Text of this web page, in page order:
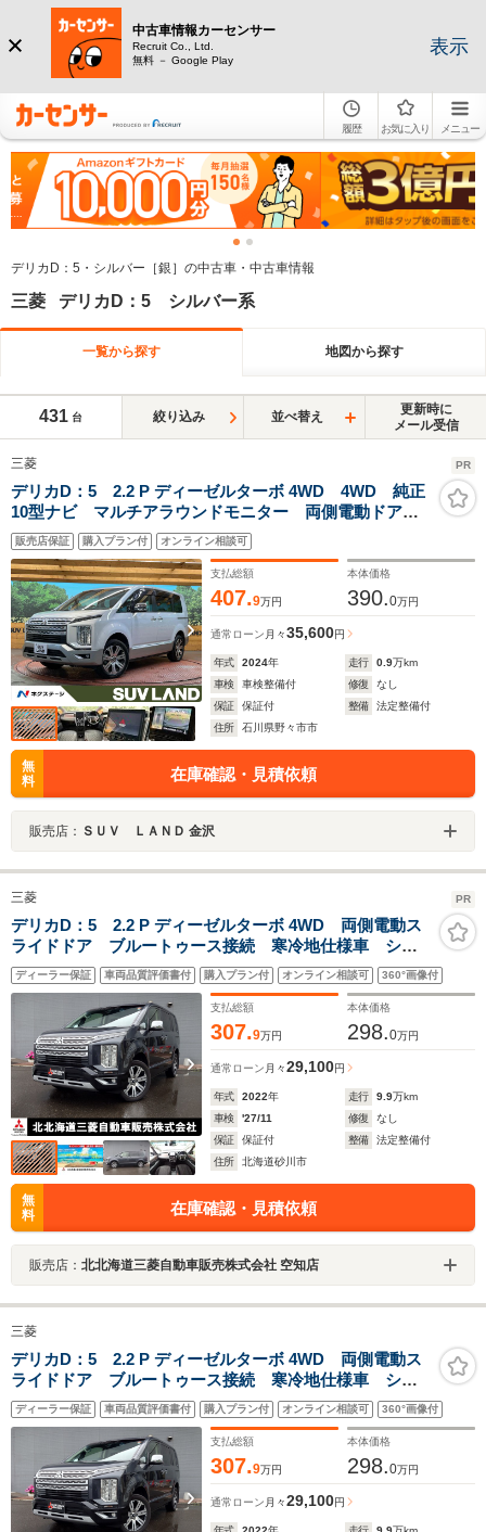
中古車情報カーセンサー
Recruit Co., Ltd.
無料 － Google Play
表示
履歴 お気に入り メニュー
デリカD：5・シルバー［銀］の中古車・中古車情報
三菱 デリカD：5 シルバー系
一覧から探す 地図から探す
431 台 絞り込み 並べ替え
更新時に
メール受信
三菱 PR
デリカD：5 2.2 P ディーゼルターボ 4WD 4WD 純正
10型ナビ マルチアラウンドモニター 両側電動ドア
電動リアゲート ドライブレコーダー ETC ブライン
ドスポットモニター LEDヘッド レーダークルーズ
販売店保証 購入プラン付 オンライン相談可
支払総額
407.9万円
本体価格
390.0万円
通常ローン 月々35,600円
年式 2024年 走行 0.9万km
車検
車検整備付 修復
なし
保証
保証付 整備
法定整備付
住所
石川県野々市市
無
料
在庫確認・見積依頼
販売店： ＳＵＶ ＬＡＮＤ 金沢
三菱 PR
デリカD：5 2.2 P ディーゼルターボ 4WD 両側電動ス
ライドドア ブルートゥース接続 寒冷地仕様車 シー
トヒーター ドライブレコーダー ETC バックカメ
ラ 全周囲カメラ 認定中古車保障付き
ディーラー保証 車両品質評価書付 購入プラン付 オンライン相談可 360°画像付
支払総額
307.9万円
本体価格
298.0万円
通常ローン 月々29,100円
年式 2022年 走行 9.9万km
車検
'27/11 修復
なし
保証
保証付 整備
法定整備付
住所
北海道砂川市
無
料
在庫確認・見積依頼
販売店： 北北海道三菱自動車販売株式会社 空知店
三菱
デリカD：5 2.2 P ディーゼルターボ 4WD 両側電動ス
ライドドア ブルートゥース接続 寒冷地仕様車 シー
トヒーター ドライブレコーダー ETC バックカメ
ラ 全周囲カメラ 認定中古車保障付き
ディーラー保証 車両品質評価書付 購入プラン付 オンライン相談可 360°画像付
支払総額
307.9万円
本体価格
298.0万円
通常ローン 月々29,100円